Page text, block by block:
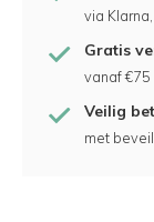
via
Gratis
vanaf €75
Veilig
met